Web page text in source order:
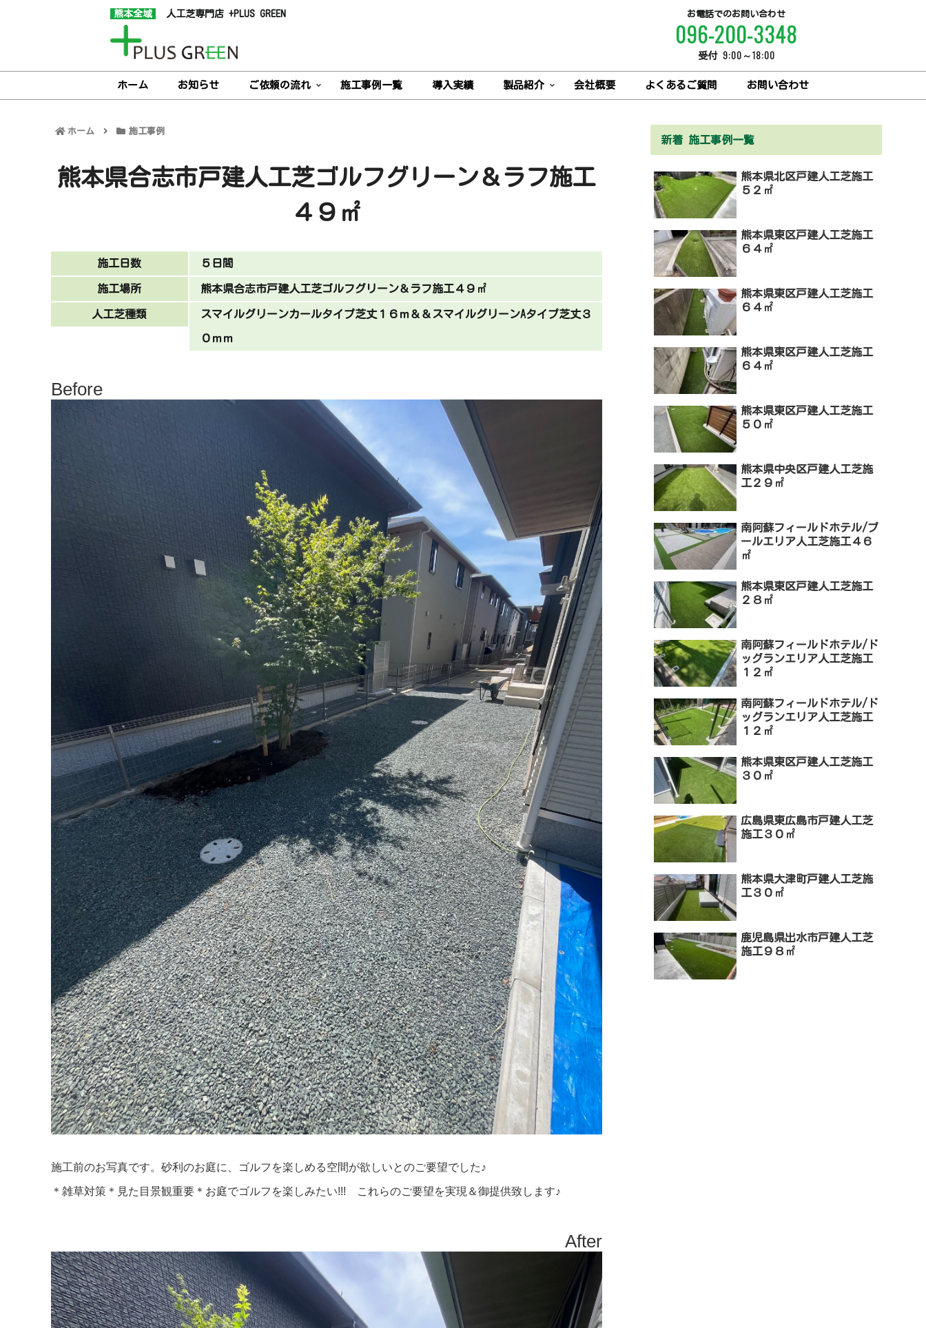
熊本全域 人工芝専門店 +PLUS GREEN お電話でのお問い合わせ
096-200-3348
受付 9:00～18:00
ホーム お知らせ ご依頼の流れ 施工事例一覧 導入実績 製品紹介 会社概要 よくあるご質問 お問い合わせ
ホーム 施工事例
熊本県合志市戸建人工芝ゴルフグリーン＆ラフ施工
４９㎡
施工日数 ５日間
施工場所 熊本県合志市戸建人工芝ゴルフグリーン＆ラフ施工４９㎡
人工芝種類 スマイルグリーンカールタイプ芝丈１６ｍ＆＆スマイルグリーンAタイプ芝丈３
０ｍｍ
Before
施工前のお写真です。砂利のお庭に、ゴルフを楽しめる空間が欲しいとのご要望でした♪
＊雑草対策＊見た目景観重要＊お庭でゴルフを楽しみたい!!! これらのご要望を実現＆御提供致します♪
After
新着 施工事例一覧
熊本県北区戸建人工芝施工
５２㎡
熊本県東区戸建人工芝施工
６４㎡
熊本県東区戸建人工芝施工
６４㎡
熊本県東区戸建人工芝施工
６４㎡
熊本県東区戸建人工芝施工
５０㎡
熊本県中央区戸建人工芝施
工２９㎡
南阿蘇フィールドホテル/プ
ールエリア人工芝施工４６
㎡
熊本県東区戸建人工芝施工
２８㎡
南阿蘇フィールドホテル/ド
ッグランエリア人工芝施工
１２㎡
南阿蘇フィールドホテル/ド
ッグランエリア人工芝施工
１２㎡
熊本県東区戸建人工芝施工
３０㎡
広島県東広島市戸建人工芝
施工３０㎡
熊本県大津町戸建人工芝施
工３０㎡
鹿児島県出水市戸建人工芝
施工９８㎡